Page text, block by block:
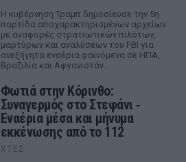
Η κυβέρνηση Τραμπ δημοσίευσε την 5η
παρτίδα αποχαρακτηρισμένων αρχείων
με αναφορές στρατιωτικών πιλότων,
μαρτύρων και αναλύσεων του FBI για
ανεξήγητα εναέρια φαινόμενα σε ΗΠΑ,
Βραζιλία και Αφγανιστάν.
Φωτιά στην Κόρινθο:
Συναγερμός στο Στεφάνι ‑
Εναέρια μέσα και μήνυμα
εκκένωσης από το 112
ΧΤΕΣ